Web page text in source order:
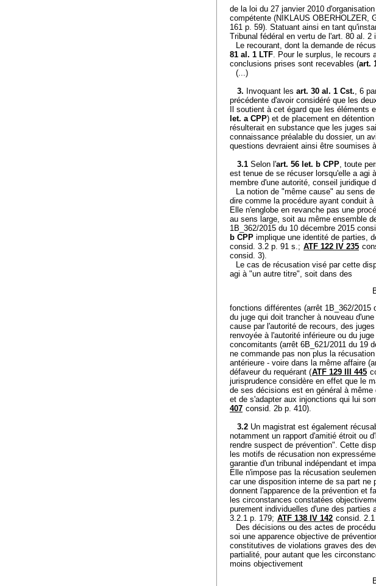
de la loi du 27 janvier 2010
compétente (NIKLAUS OBERHOLZER,
161 p. 59). Statuant ainsi en tant
Tribunal fédéral en vertu de l'art. 80 al. 2
Le recourant, dont la demande de
81 al. 1 LTF. Pour le surplus, le recours
conclusions prises sont recevables (art.
(...)
3. Invoquant les art. 30 al. 1 Cst., 6
précédente d'avoir considéré que les
Il soutient à cet égard que les
let. a CPP) et de placement en
résulterait en substance que les juges
connaissance préalable du dossier, un
questions devraient ainsi être soumises
3.1 Selon l'art. 56 let. b CPP, toute
est tenue de se récuser lorsqu'elle a agi
membre d'une autorité, conseil juridique
La notion de "même cause" au sens
dire comme la procédure ayant conduit
Elle n'englobe en revanche pas une
au sens large, soit au même ensemble
1B_362/2015 du 10 décembre 2015
b CPP implique une identité de parties,
consid. 3.2 p. 91 s.; ATF 122 IV 235
consid. 3).
Le cas de récusation visé par cette
agi à "un autre titre", soit dans des
fonctions différentes (arrêt 1B_362/
du juge qui doit trancher à nouveau
cause par l'autorité de recours, des
renvoyée à l'autorité inférieure ou du
concomitants (arrêt 6B_621/2011 du 19
ne commande pas non plus la
antérieure - voire dans la même affaire
défaveur du requérant (ATF 129 III 445
jurisprudence considère en effet que le
de ses décisions est en général à
et de s'adapter aux injonctions qui lui
407 consid. 2b p. 410).
3.2 Un magistrat est également
notamment un rapport d'amitié étroit ou
rendre suspect de prévention". Cette
les motifs de récusation non
garantie d'un tribunal indépendant et
Elle n'impose pas la récusation
car une disposition interne de sa part
donnent l'apparence de la prévention et
les circonstances constatées
purement individuelles d'une des
3.2.1 p. 179; ATF 138 IV 142 consid.
Des décisions ou des actes de
soi une apparence objective de
constitutives de violations graves des
partialité, pour autant que les
moins objectivement